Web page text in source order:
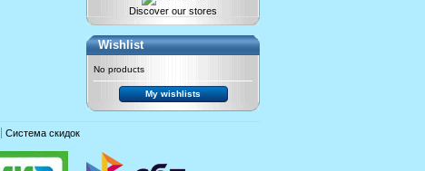
Discover our stores
Wishlist
No products
My wishlists
Система скидок